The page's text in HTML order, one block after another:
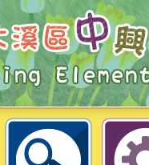
苗&意願書